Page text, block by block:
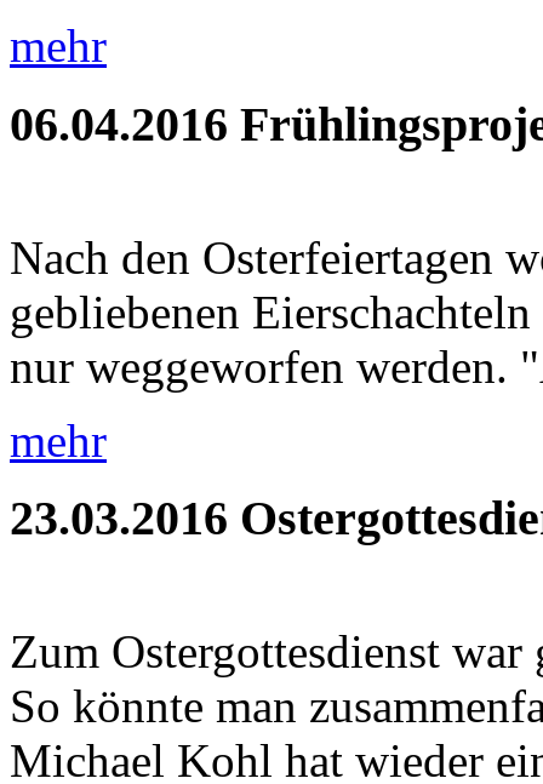
mehr
06.04.2016
Nach den Osterfeiertagen
gebliebenen
nur weggeworfen werden.
mehr
23.03.2016
Zum Ostergottesdienst
So könnte man
Michael Kohl hat wieder